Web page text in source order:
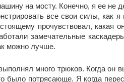
на мосту. Конечно, я ее не
все свои силы, как
прочувствовал,
замечательные
можно лучше.
много трюков. Когда он
было потрясающе. Я когда